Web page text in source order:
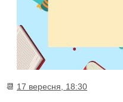
📆 17 вересня, 18:30